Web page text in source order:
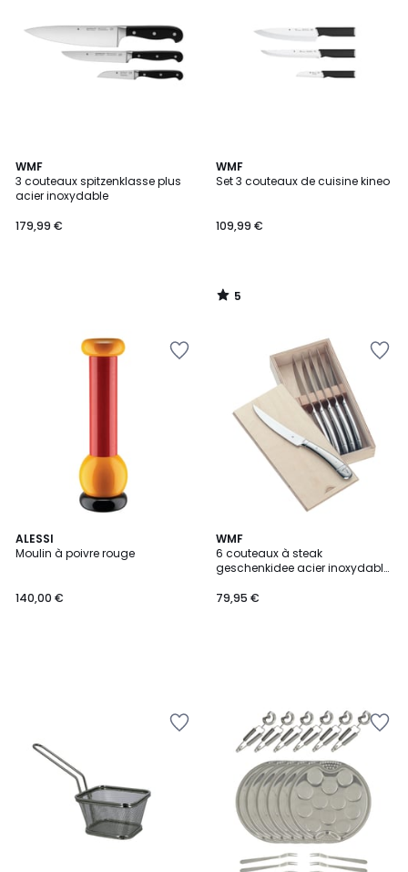
WMF
3 couteaux spitzenklasse plus
acier inoxydable
179,99 €
WMF
Set 3 couteaux de cuisine kineo
109,99 €
5
/
5
/
ALESSI
Moulin à poivre rouge
140,00 €
WMF
6 couteaux à steak
geschenkidee acier inoxydable
79,95 €